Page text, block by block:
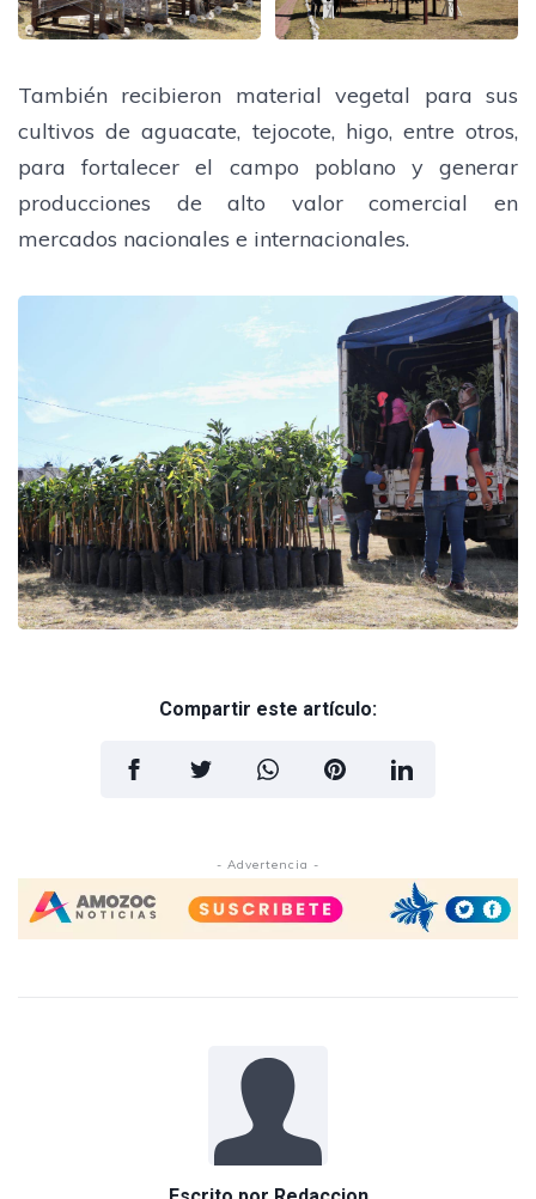
También recibieron material vegetal para sus
cultivos de aguacate, tejocote, higo, entre otros,
para fortalecer el campo poblano y generar
producciones de alto valor comercial en
mercados nacionales e internacionales.
Compartir este artículo:
- Advertencia -